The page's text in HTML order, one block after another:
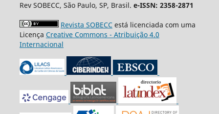
Rev SOBECC, São Paulo, SP, Brasil. e-ISSN: 2358-2871
Revista SOBECCestá licenciada com uma
Licença Creative Commons - Atribuição 4.0
Internacional